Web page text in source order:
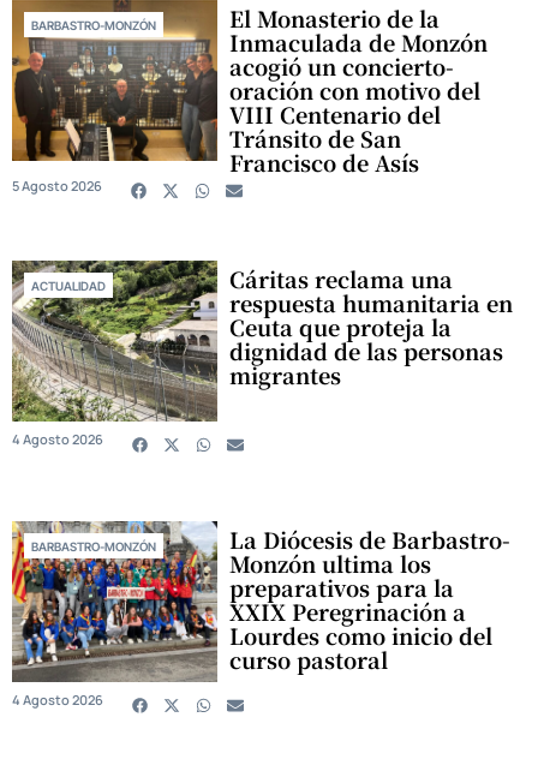
BARBASTRO-MONZÓN El Monasterio de la
Inmaculada de Monzón
acogió un concierto-
oración con motivo del
VIII Centenario del
Tránsito de San
Francisco de Asís
5 Agosto 2026
ACTUALIDAD Cáritas reclama una
respuesta humanitaria en
Ceuta que proteja la
dignidad de las personas
migrantes
4 Agosto 2026
BARBASTRO-MONZÓN La Diócesis de Barbastro-
Monzón ultima los
preparativos para la
XXIX Peregrinación a
Lourdes como inicio del
curso pastoral
4 Agosto 2026